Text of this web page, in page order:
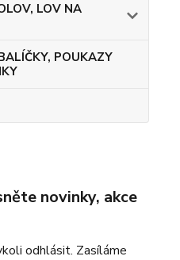
LOV NA
POUKAZY
novinky, akce
odhlásit. Zasíláme